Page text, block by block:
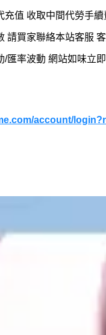
值 收取中間代勞手續
請買家聯絡本站客服
/匯率波動 網站如味立
account/